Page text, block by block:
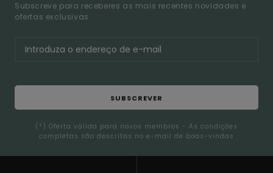
Subscreve para receberes as mais recentes novidades e
ofertas exclusivas.
SUBSCREVER
(*) Oferta válida para novos membros - As condições
completas são descritas no e-mail de boas-vindas